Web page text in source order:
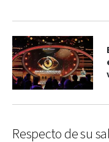
Respecto de su